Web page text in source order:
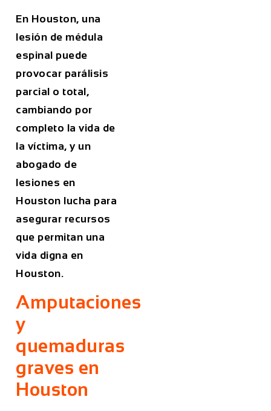
En Houston, una
lesión de médula
espinal puede
provocar parálisis
parcial o total,
cambiando por
completo la vida de
la víctima, y un
abogado de
lesiones en
Houston lucha para
asegurar recursos
que permitan una
vida digna en
Houston.
Amputaciones
y
quemaduras
graves en
Houston